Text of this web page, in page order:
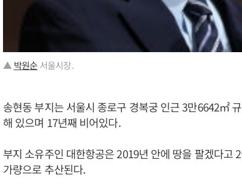
▲ 박원순 서울시장.
송현동 부지는 서울시 종로구 경복궁 인근 3만6642㎡
해 있으며 17년째 비어있다.
부지 소유주인 대한항공은 2019년 안에 땅을 팔겠다고
가량으로 추산된다.